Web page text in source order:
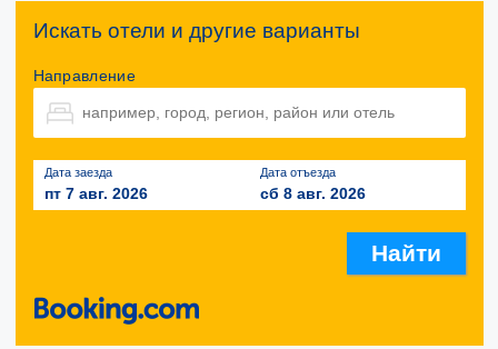
Искать отели и другие варианты
Направление
Дата заезда
пт 7 авг. 2026
Дата отъезда
сб 8 авг. 2026